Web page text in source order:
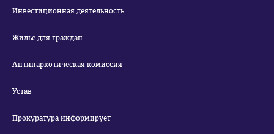
Инвестиционная деятельность
Жилье для граждан
Антинаркотическая комиссия
Устав
Прокуратура информирует